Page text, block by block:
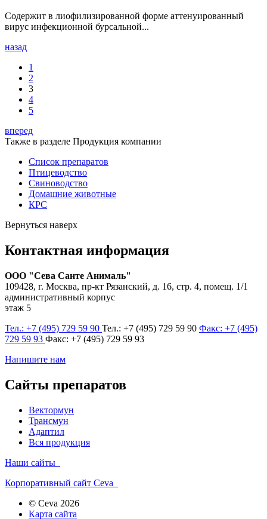
Содержит в лиофилизированной форме аттенуированный
вирус инфекционной бурсальной...
назад
1
2
3
4
5
вперед
Также в разделе Продукция компании
Список препаратов
Птицеводство
Свиноводство
Домашние животные
КРС
Вернуться наверх
Контактная информация
ООО "Сева Санте Анималь"
109428, г. Москва, пр-кт Рязанский, д. 16, стр. 4, помещ. 1/1
административный корпус
этаж 5
Тел.: +7 (495) 729 59 90 Тел.: +7 (495) 729 59 90 Факс: +7 (495)
729 59 93 Факс: +7 (495) 729 59 93
Напишите нам
Сайты препаратов
Вектормун
Трансмун
Адаптил
Вся продукция
Наши сайты
Корпоративный сайт Ceva
© Ceva 2026
Карта сайта